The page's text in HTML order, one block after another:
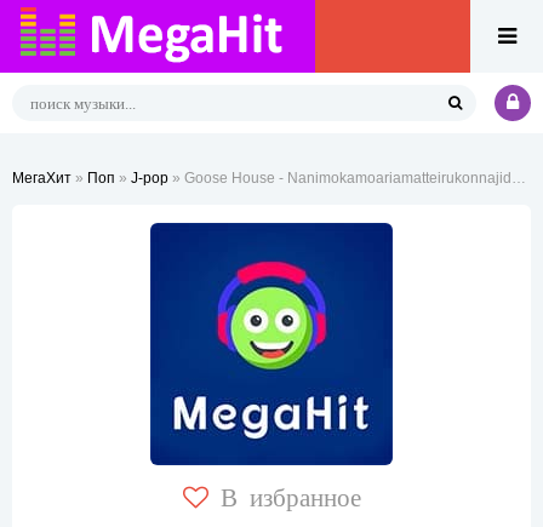
МегаХит » Поп » J-pop » Goose House - Nanimokamoariamatteirukonnajidaimo
В избранное